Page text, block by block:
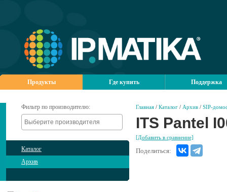
Продукты Где купить Поддержка
Фильтр по производителю:
Каталог
Архив
Главная / Каталог / Архив / SIP-
ITS Pantel
[Добавить в сравнение]
Поделиться: